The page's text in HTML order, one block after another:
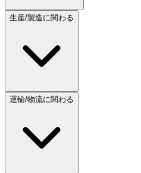
生産/製造に関わる
運輸/物流に関わる